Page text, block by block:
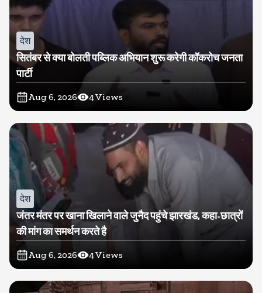
देश
सितंबर से क्या बोलती पब्लिक अभियान शुरू करेगी कॉकरोच जनता
पार्टी
Aug 6, 2026 4Views
देश
जंतर मंतर पर खाना खिलाने वाले जुनैद पहुंचे झारखंड, कहा-छात्रों
की मांग का समर्थन करते है
Aug 6, 2026 4Views